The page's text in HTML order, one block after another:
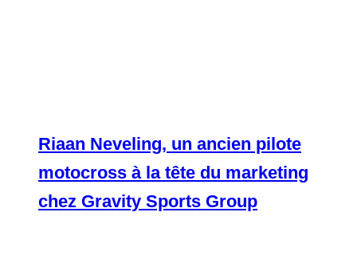
Riaan Neveling, un ancien pilote
motocross à la tête du marketing
chez Gravity Sports Group